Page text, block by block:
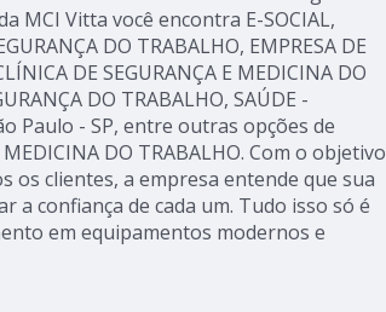
MCI Vitta você encontra E-SOCIAL,
DO TRABALHO, EMPRESA DE
DE SEGURANÇA E MEDICINA DO
DO TRABALHO, SAÚDE -
Paulo - SP, entre outras opções de
DO TRABALHO. Com o objetivo
os clientes, a empresa entende que sua
a confiança de cada um. Tudo isso só é
em equipamentos modernos e